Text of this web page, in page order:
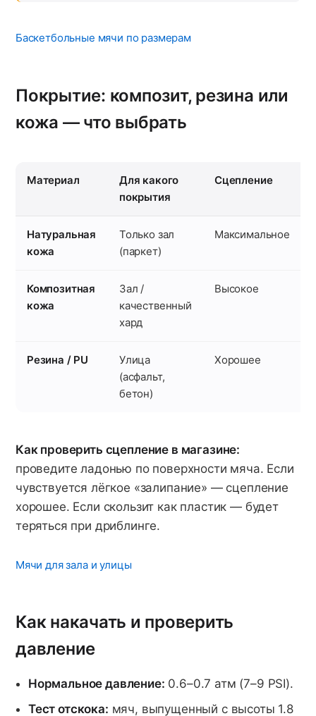
Баскетбольные мячи по размерам
Покрытие: композит, резина или
кожа — что выбрать
Материал
Для какого
покрытия
Сцепление
Натуральная
кожа
Только зал
(паркет)
Максимальное
Композитная
кожа
Зал /
качественный
хард
Высокое
Резина / PU
Улица
(асфальт,
бетон)
Хорошее
Как проверить сцепление в магазине:
проведите ладонью по поверхности мяча. Если
чувствуется лёгкое «залипание» — сцепление
хорошее. Если скользит как пластик — будет
теряться при дриблинге.
Мячи для зала и улицы
Как накачать и проверить
давление
Нормальное давление: 0.6–0.7 атм (7–9 PSI).
Тест отскока: мяч, выпущенный с высоты 1.8